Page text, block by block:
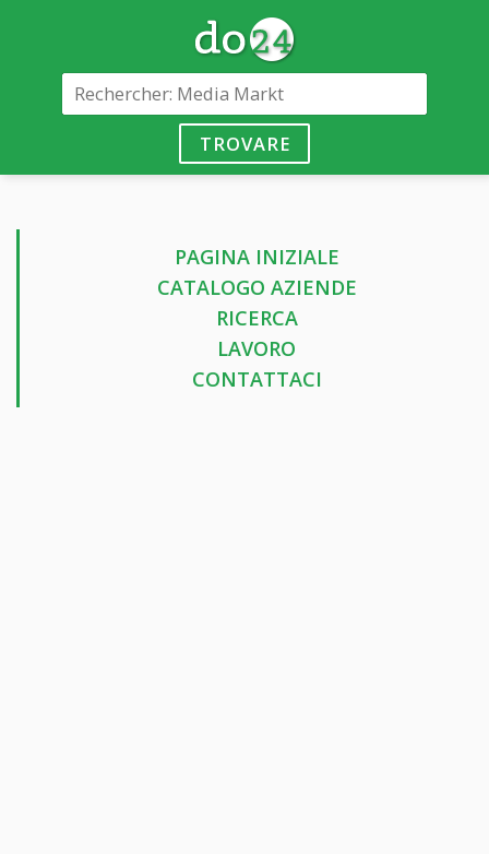
TROVARE
PAGINA INIZIALE
CATALOGO AZIENDE
RICERCA
LAVORO
CONTATTACI